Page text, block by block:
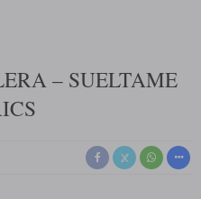
– SUELTAME